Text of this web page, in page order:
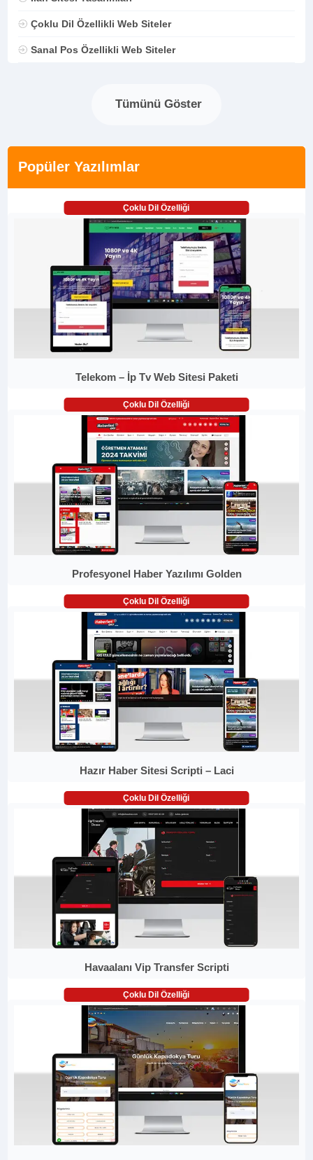
Çoklu Dil Özellikli Web Siteler
Sanal Pos Özellikli Web Siteler
Tümünü Göster
Popüler Yazılımlar
Çoklu Dil Özelliği
Telekom – İp Tv Web Sitesi Paketi
Çoklu Dil Özelliği
Profesyonel Haber Yazılımı Golden
Çoklu Dil Özelliği
Hazır Haber Sitesi Scripti – Laci
Çoklu Dil Özelliği
Havaalanı Vip Transfer Scripti
Çoklu Dil Özelliği